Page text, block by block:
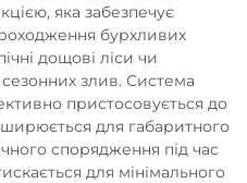
яка забезпечує
бурхливих
дощові ліси чи
злив. Система
пристосовується до
для габаритного
спорядження під час
для мінімального